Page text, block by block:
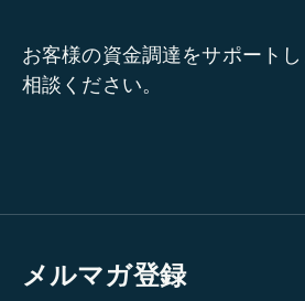
お客様の資金調達をサポート
相談ください。
メルマガ登録